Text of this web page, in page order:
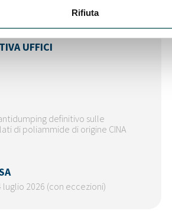
Rifiuta
UFFICI
definitivo sulle
di poliammide di origine CINA
2026 (con eccezioni)